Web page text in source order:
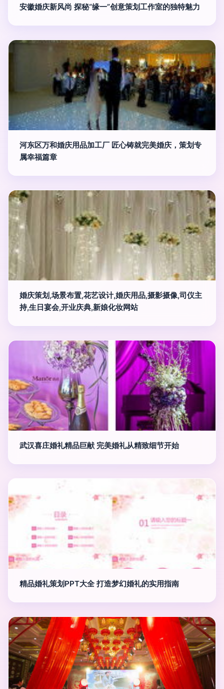
安徽婚庆新风尚 探秘“缘一”创意策划工作室的独特魅力
河东区万和婚庆用品加工厂 匠心铸就完美婚庆，策划专
属幸福篇章
婚庆策划,场景布置,花艺设计,婚庆用品,摄影摄像,司仪主
持,生日宴会,开业庆典,新娘化妆网站
武汉喜庄婚礼精品巨献 完美婚礼从精致细节开始
精品婚礼策划PPT大全 打造梦幻婚礼的实用指南